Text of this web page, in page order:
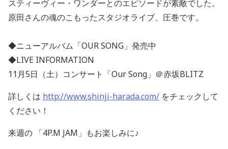
スティーヴィー・ワンダーとのエピソードが素敵でした。
原田さんの魂のこもったスタジオライブ、圧巻です。
◆ニューアルバム「OUR SONG」発売中
◆LIVE INFORMATION
11月5日（土）コンサート「Our Song」＠赤坂BLITZ
詳しくは http://www.shinji-harada.com/ をチェックして
ください！
来週の 「4P.M JAM」もお楽しみに♪